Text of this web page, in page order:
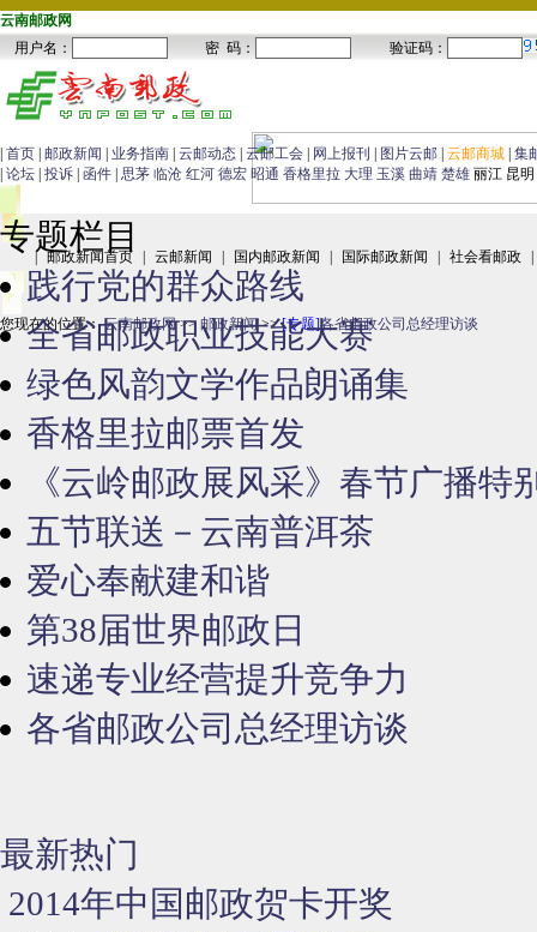
云南邮政网
首页 邮政新闻 业务指南 云邮动态 云邮工会 网上报刊 图片云邮 云邮商城 集
论坛 投诉 函件 思茅 临沧 红河 德宏 昭通 香格里拉 大理 玉溪 曲靖 楚雄 丽江 昆
| 邮政新闻首页 云邮新闻 国内邮政新闻 国际邮政新闻 社会看邮政
您现在的位置：云南邮政网>> 邮政新闻>>[专题]各省邮政公司总经理访谈
专题栏目
践行党的群众路线
全省邮政职业技能大赛
绿色风韵文学作品朗诵集
香格里拉邮票首发
《云岭邮政展风采》春节广播特
五节联送－云南普洱茶
爱心奉献建和谐
第38届世界邮政日
速递专业经营提升竞争力
各省邮政公司总经理访谈
最新热门
2014年中国邮政贺卡开奖